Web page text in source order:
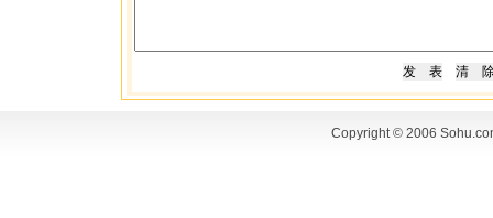
Copyright © 2006